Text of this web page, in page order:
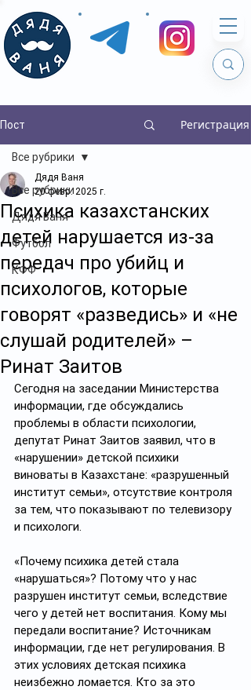
Пост Регистрация
Все рубрики
Дядя Ваня
Футбол
КФФ
Все рубрики
Психика казахстанских
детей нарушается из-за
передач про убийц и
психологов, которые
говорят «разведись» и «не
слушай родителей» –
Ринат Заитов
Дядя Ваня
20 февр. 2025 г.
Сегодня на заседании Министерства
информации, где обсуждались
проблемы в области психологии,
депутат Ринат Заитов заявил, что в
«нарушении» детской психики
виноваты в Казахстане: «разрушенный
институт семьи», отсутствие контроля
за тем, что показывают по телевизору
и психологи.
«Почему психика детей стала
«нарушаться»? Потому что у нас
разрушен институт семьи, вследствие
чего у детей нет воспитания. Кому мы
передали воспитание? Источникам
информации, где нет регулирования. В
этих условиях детская психика
неизбежно ломается. Кто за это